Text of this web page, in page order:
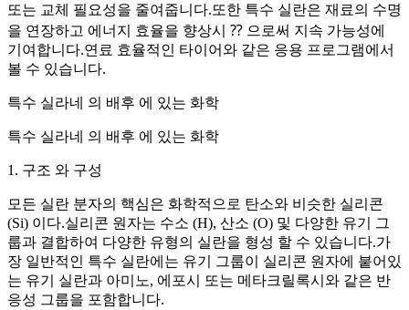
또는 교체 필요성을 줄여줍니다.또한 특수 실란은 재료의 수명
을 연장하고 에너지 효율을 향상시 ⁇ 으로써 지속 가능성에
기여합니다.연료 효율적인 타이어와 같은 응용 프로그램에서
볼 수 있습니다.
특수 실라네 의 배후 에 있는 화학
특수 실라네 의 배후 에 있는 화학
1. 구조 와 구성
모든 실란 분자의 핵심은 화학적으로 탄소와 비슷한 실리콘
(Si) 이다.실리콘 원자는 수소 (H), 산소 (O) 및 다양한 유기 그
룹과 결합하여 다양한 유형의 실란을 형성 할 수 있습니다.가
장 일반적인 특수 실란에는 유기 그룹이 실리콘 원자에 붙어있
는 유기 실란과 아미노, 에포시 또는 메타크릴록시와 같은 반
응성 그룹을 포함합니다.